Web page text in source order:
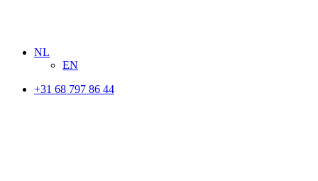
NL
EN
+31 68 797 86 44